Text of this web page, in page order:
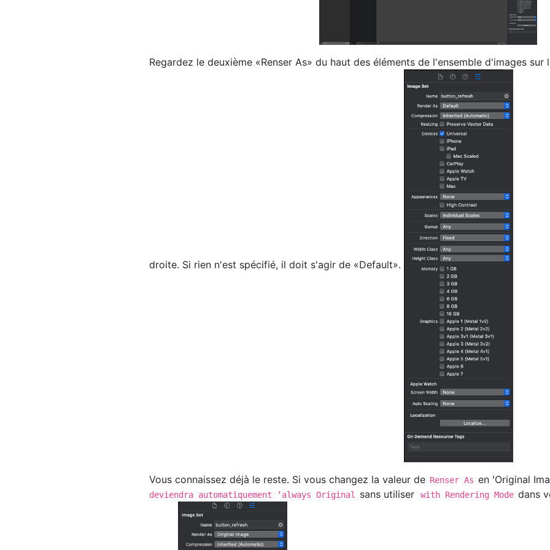
Regardez le deuxième «Renser As» du haut des éléments de l'ensemble d'images sur
droite. Si rien n'est spécifié, il doit s'agir de «Default».
Vous connaissez déjà le reste. Si vous changez la valeur de Renser As en ʻOriginal
deviendra automatiquement ʻalways Original sans utiliser with Rendering Mode dans